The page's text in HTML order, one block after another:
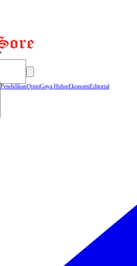
PendidikanOpiniGaya HidupEkonomiEditorial